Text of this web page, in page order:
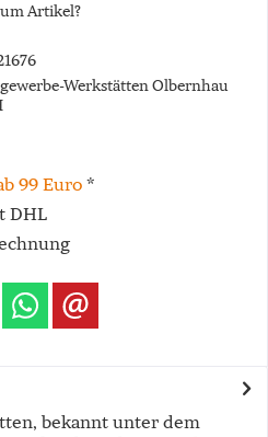
Artikel?
Werkstätten Olbernhau
99 Euro*
DHL
bekannt unter dem